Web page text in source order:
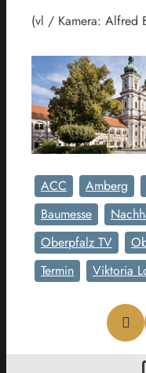
(vl / Kamera: Alfred
ACC Amberg
Baumesse
Oberpfalz TV
Termin
Viktoria